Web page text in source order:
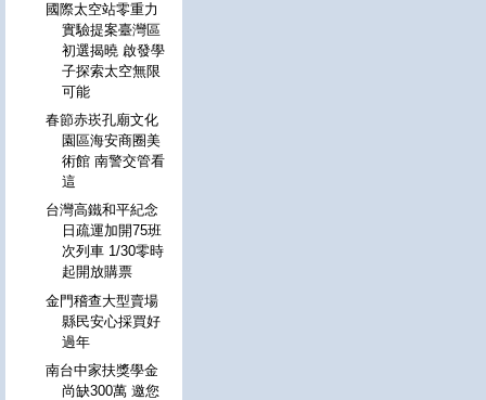
國際太空站零重力
實驗提案臺灣區
初選揭曉 啟發學
子探索太空無限
可能
春節赤崁孔廟文化
園區海安商圈美
術館 南警交管看
這
台灣高鐵和平紀念
日疏運加開75班
次列車 1/30零時
起開放購票
金門稽查大型賣場
縣民安心採買好
過年
南台中家扶獎學金
尚缺300萬 邀您